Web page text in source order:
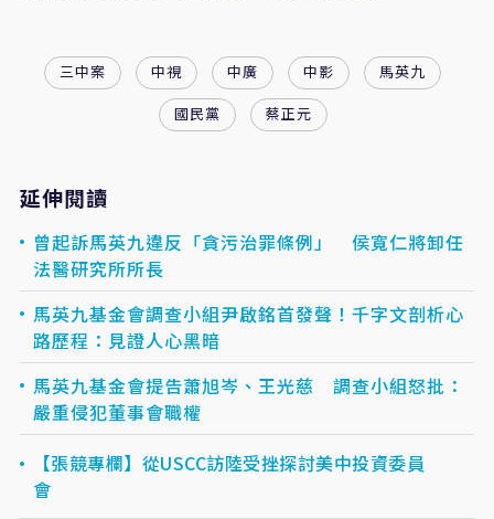
三中案 中視 中廣 中影
馬英九
國民黨
蔡正元
延伸閱讀
曾起訴馬英九違反「貪污治罪條例」 侯寬仁將卸任
法醫研究所所長
馬英九基金會調查小組尹啟銘首發聲！千字文剖析心
路歷程：見證人心黑暗
馬英九基金會提告蕭旭岑、王光慈 調查小組怒批：
嚴重侵犯董事會職權
【張競專欄】從USCC訪陸受挫探討美中投資委員
會